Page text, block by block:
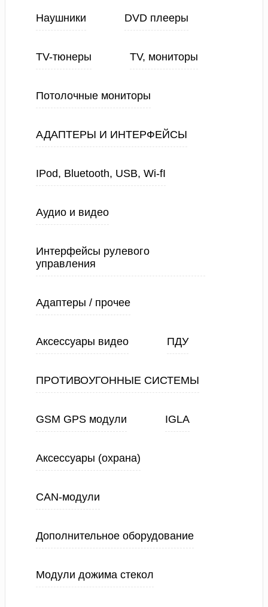
Наушники DVD плееры
TV-тюнеры TV, мониторы
Потолочные мониторы
АДАПТЕРЫ И ИНТЕРФЕЙСЫ
IPod, Bluetooth, USB, Wi-fI
Аудио и видео
Интерфейсы рулевого
управления
Адаптеры / прочее
Аксессуары видео ПДУ
ПРОТИВОУГОННЫЕ СИСТЕМЫ
GSM GPS модули IGLA
Аксессуары (охрана)
CAN-модули
Дополнительное оборудование
Модули дожима стекол